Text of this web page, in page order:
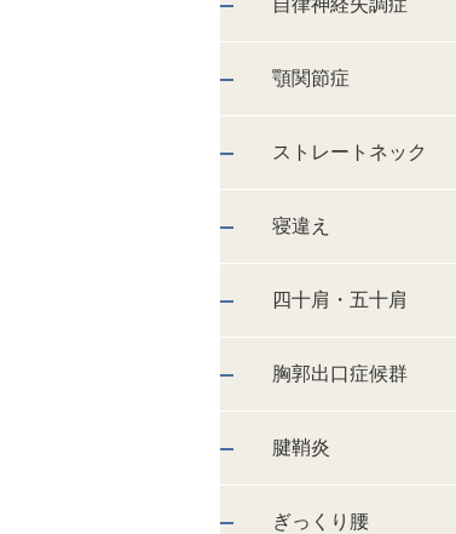
自律神経失調症
顎関節症
ストレートネック
寝違え
四十肩・五十肩
胸郭出口症候群
腱鞘炎
ぎっくり腰